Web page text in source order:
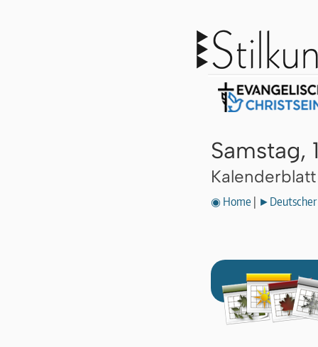
Samstag,
◉ Home ►Deutscher